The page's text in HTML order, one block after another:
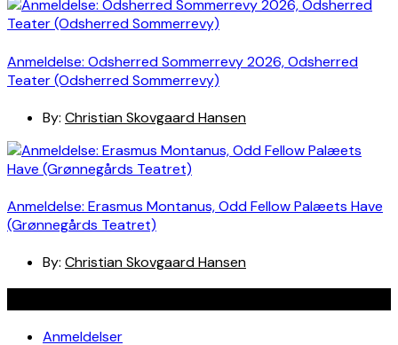
Anmeldelse: Odsherred Sommerrevy 2026, Odsherred
Teater (Odsherred Sommerrevy)
By: Christian Skovgaard Hansen
Anmeldelse: Erasmus Montanus, Odd Fellow Palæets Have
(Grønnegårds Teatret)
By: Christian Skovgaard Hansen
Anmeldelser